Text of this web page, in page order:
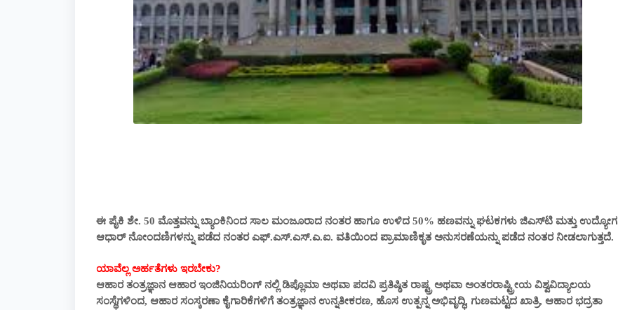
ಈ ಪೈಕಿ ಶೇ. 50 ಮೊತ್ತವನ್ನು ಬ್ಯಾಂಕಿನಿಂದ ಸಾಲ ಮಂಜೂರಾದ ನಂತರ ಹಾಗೂ ಉಳಿದ 50% ಹಣವನ್ನು ಘಟಕಗಳು ಜಿಎಸ್‍ಟಿ ಮತ್ತು ಉದ್ಯೋಗ
ಆಧಾರ್ ನೋಂದಣಿಗಳನ್ನು ಪಡೆದ ನಂತರ ಎಫ್.ಎಸ್.ಎಸ್.ಎ.ಐ. ವತಿಯಿಂದ ಪ್ರಾಮಾಣಿಕೃತ ಅನುಸರಣೆಯನ್ನು ಪಡೆದ ನಂತರ ನೀಡಲಾಗುತ್ತದೆ.
ಯಾವೆಲ್ಲ ಅರ್ಹತೆಗಳು ಇರಬೇಕು?
ಆಹಾರ ತಂತ್ರಜ್ಞಾನ ಆಹಾರ ಇಂಜಿನಿಯರಿಂಗ್ ನಲ್ಲಿ ಡಿಪ್ಲೊಮಾ ಅಥವಾ ಪದವಿ ಪ್ರತಿಷ್ಠಿತ ರಾಷ್ಟ್ರ ಅಥವಾ ಅಂತರರಾಷ್ಟ್ರೀಯ ವಿಶ್ವವಿದ್ಯಾಲಯ
ಸಂಸ್ಥೆಗಳಿಂದ, ಆಹಾರ ಸಂಸ್ಕರಣಾ ಕೈಗಾರಿಕೆಗಳಿಗೆ ತಂತ್ರಜ್ಞಾನ ಉನ್ನತೀಕರಣ, ಹೊಸ ಉತ್ಪನ್ನ ಅಭಿವೃದ್ಧಿ, ಗುಣಮಟ್ಟದ ಖಾತ್ರಿ, ಆಹಾರ ಭದ್ರತಾ